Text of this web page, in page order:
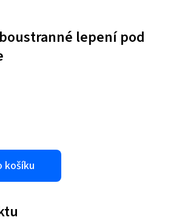
lepení pod
košíku